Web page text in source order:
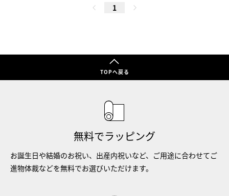
1
TOPへ戻る
無料でラッピング
お誕生日や結婚のお祝い、出産内祝いなど、ご用途に合わせてご
進物体裁などを無料でお選びいただけます。